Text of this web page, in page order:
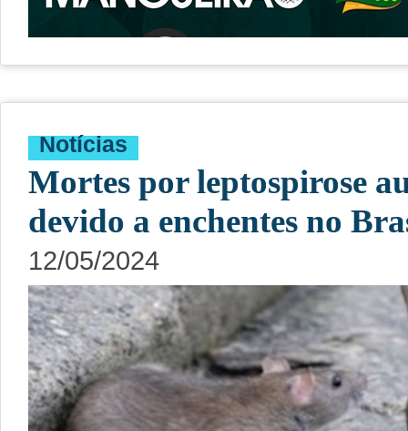
Notícias
Mortes por leptospirose
devido a enchentes no
12/05/2024